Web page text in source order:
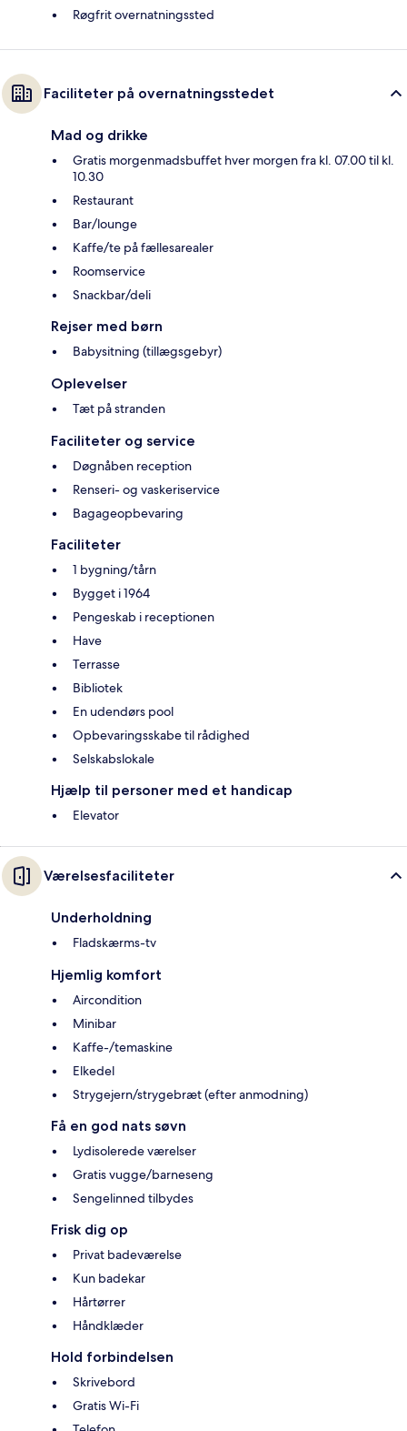
Røgfrit overnatningssted
Faciliteter på overnatningsstedet
Mad og drikke
Gratis morgenmadsbuffet hver morgen fra kl. 07.00 til kl.
10.30
Restaurant
Bar/lounge
Kaffe/te på fællesarealer
Roomservice
Snackbar/deli
Rejser med børn
Babysitning (tillægsgebyr)
Oplevelser
Tæt på stranden
Faciliteter og service
Døgnåben reception
Renseri- og vaskeriservice
Bagageopbevaring
Faciliteter
1 bygning/tårn
Bygget i 1964
Pengeskab i receptionen
Have
Terrasse
Bibliotek
En udendørs pool
Opbevaringsskabe til rådighed
Selskabslokale
Hjælp til personer med et handicap
Elevator
Værelsesfaciliteter
Underholdning
Fladskærms-tv
Hjemlig komfort
Aircondition
Minibar
Kaffe-/temaskine
Elkedel
Strygejern/strygebræt (efter anmodning)
Få en god nats søvn
Lydisolerede værelser
Gratis vugge/barneseng
Sengelinned tilbydes
Frisk dig op
Privat badeværelse
Kun badekar
Hårtørrer
Håndklæder
Hold forbindelsen
Skrivebord
Gratis Wi-Fi